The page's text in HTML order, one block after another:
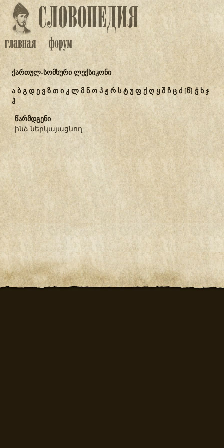
ქართულ-სომხური ლექსიკონი
აბგდევზთიკლმნოპჟრსტუფქღყშჩცძ [წ] ჭხჯ
ჰ
წარმდგენი
ինձ ներկայացնող